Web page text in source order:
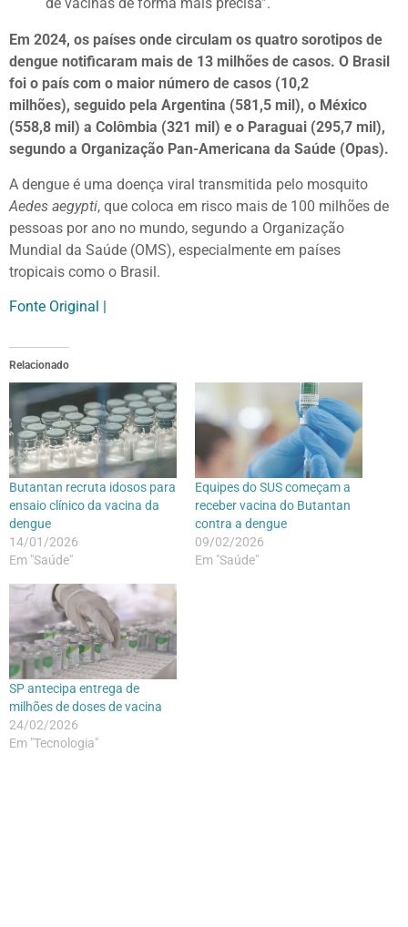
Em 2024, os países onde circulam os quatro sorotipos de
dengue notificaram mais de 13 milhões de casos. O Brasil
foi o país com o maior número de casos (10,2
milhões), seguido pela Argentina (581,5 mil), o México
(558,8 mil) a Colômbia (321 mil) e o Paraguai (295,7 mil),
segundo a Organização Pan-Americana da Saúde (Opas).
A dengue é uma doença viral transmitida pelo mosquito
Aedes aegypti, que coloca em risco mais de 100 milhões de
pessoas por ano no mundo, segundo a Organização
Mundial da Saúde (OMS), especialmente em países
tropicais como o Brasil.
Fonte Original |
Relacionado
Butantan recruta idosos para
ensaio clínico da vacina da
dengue
14/01/2026
Em "Saúde"
Equipes do SUS começam a
receber vacina do Butantan
contra a dengue
09/02/2026
Em "Saúde"
SP antecipa entrega de
milhões de doses de vacina
24/02/2026
Em "Tecnologia"